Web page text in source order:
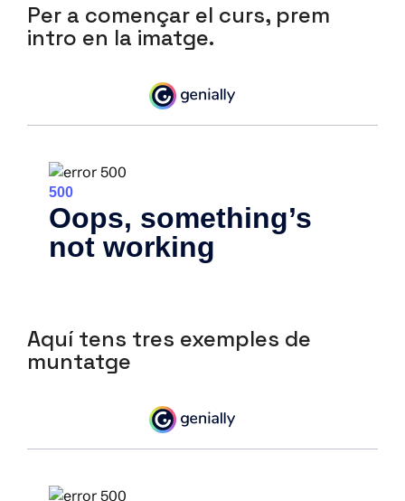
Per a començar el curs, prem
intro en la imatge.
Aquí tens tres exemples de
muntatge